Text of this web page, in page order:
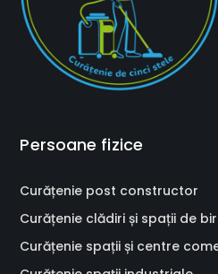
Persoane fizice
Curățenie post constructor
Curățenie clădiri și spații de
Curățenie spații și centre